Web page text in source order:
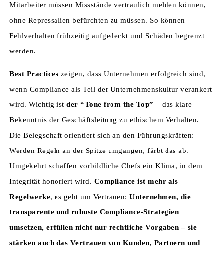
Mitarbeiter müssen Missstände vertraulich melden können,
ohne Repressalien befürchten zu müssen. So können
Fehlverhalten frühzeitig aufgedeckt und Schäden begrenzt
werden.
Best Practices zeigen, dass Unternehmen erfolgreich sind,
wenn Compliance als Teil der Unternehmenskultur verankert
wird. Wichtig ist der “Tone from the Top” – das klare
Bekenntnis der Geschäftsleitung zu ethischem Verhalten.
Die Belegschaft orientiert sich an den Führungskräften:
Werden Regeln an der Spitze umgangen, färbt das ab.
Umgekehrt schaffen vorbildliche Chefs ein Klima, in dem
Integrität honoriert wird. Compliance ist mehr als
Regelwerke, es geht um Vertrauen: Unternehmen, die
transparente und robuste Compliance-Strategien
umsetzen, erfüllen nicht nur rechtliche Vorgaben – sie
stärken auch das Vertrauen von Kunden, Partnern und